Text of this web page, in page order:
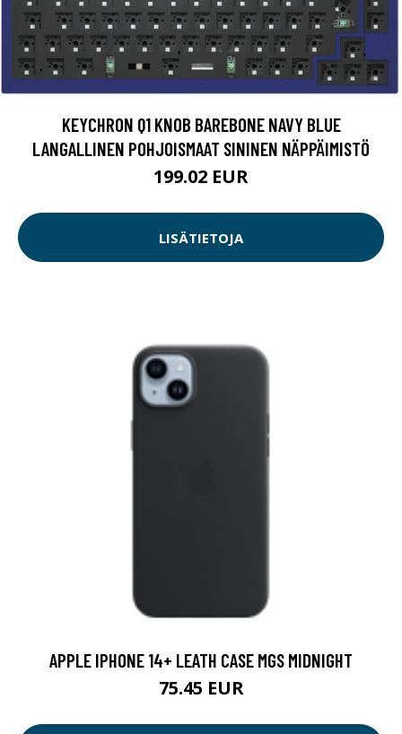
KEYCHRON Q1 KNOB BAREBONE NAVY BLUE
LANGALLINEN POHJOISMAAT SININEN NÄPPÄIMISTÖ
199.02 EUR
LISÄTIETOJA
APPLE IPHONE 14+ LEATH CASE MGS MIDNIGHT
75.45 EUR